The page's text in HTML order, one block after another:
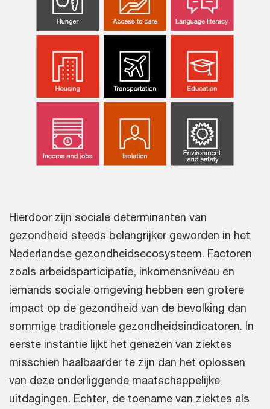
Hierdoor zijn sociale determinanten van
gezondheid steeds belangrijker geworden in het
Nederlandse gezondheidsecosysteem. Factoren
zoals arbeidsparticipatie, inkomensniveau en
iemands sociale omgeving hebben een grotere
impact op de gezondheid van de bevolking dan
sommige traditionele gezondheidsindicatoren. In
eerste instantie lijkt het genezen van ziektes
misschien haalbaarder te zijn dan het oplossen
van deze onderliggende maatschappelijke
uitdagingen. Echter, de toename van ziektes als